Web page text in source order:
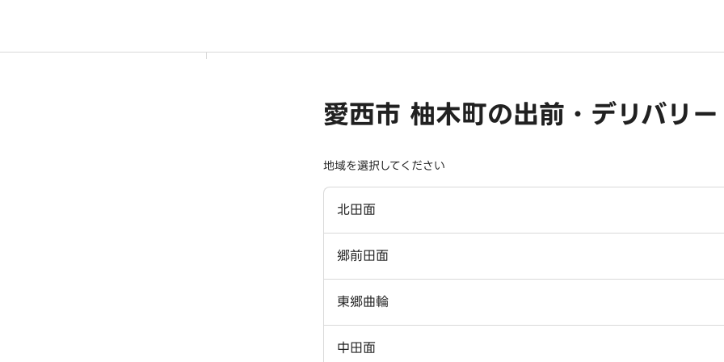
愛西市 柚木町の出前・デリバリ
地域を選択してください
北田面
郷前田面
東郷曲輪
中田面